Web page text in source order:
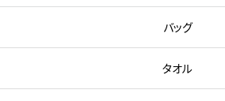
バッグ
タオル